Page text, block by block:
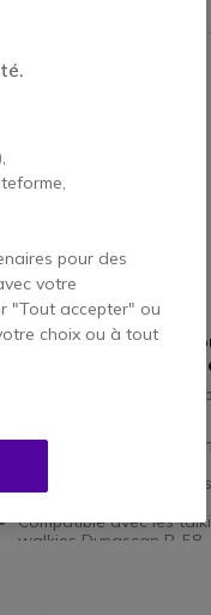
1600 mAh
talkies-walkies
Batterie de remplacement
Batterie de
Lithium Ion avec une
Compatible avec les
walkies Dynascan R-58,
pour des
votre
"Tout accepter" ou
choix ou à tout